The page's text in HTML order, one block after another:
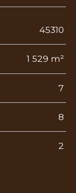
45310
1 529 m²
7
8
2